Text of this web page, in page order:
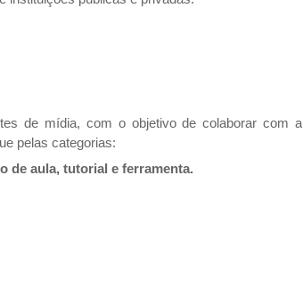
de mídia, com o objetivo de colaborar com a
pelas categorias:
de aula, tutorial e ferramenta.